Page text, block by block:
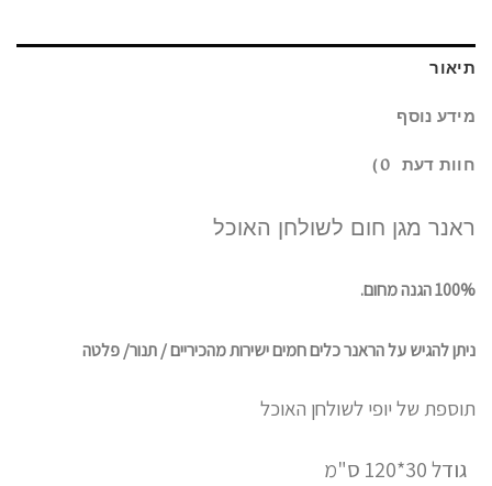
תיאור
מידע נוסף
חוות דעת (0)
ראנר מגן חום לשולחן האוכל
100% הגנה מחום.
ניתן להגיש על הראנר כלים חמים ישירות מהכיריים / תנור/ פלטה
תוספת של יופי לשולחן האוכל
גודל 30*120 ס"מ